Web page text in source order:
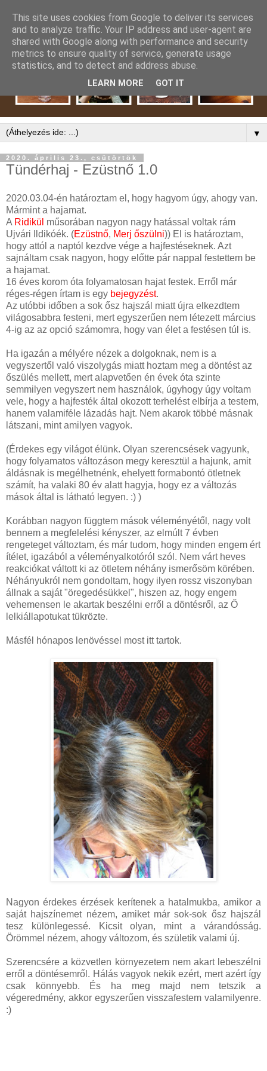
▼
2020. április 23., csütörtök
Tündérhaj - Ezüstnő 1.0
2020.03.04-én határoztam el, hogy hagyom úgy, ahogy van.
Mármint a hajamat.
A Ridikül műsorában nagyon nagy hatással voltak rám
Ujvári Ildikóék. (Ezüstnő, Merj őszülni)) El is határoztam,
hogy attól a naptól kezdve vége a hajfestéseknek. Azt
sajnáltam csak nagyon, hogy előtte pár nappal festettem be
a hajamat.
16 éves korom óta folyamatosan hajat festek. Erről már
réges-régen írtam is egy bejegyzést.
Az utóbbi időben a sok ősz hajszál miatt újra elkezdtem
világosabbra festeni, mert egyszerűen nem létezett március
4-ig az az opció számomra, hogy van élet a festésen túl is.
Ha igazán a mélyére nézek a dolgoknak, nem is a
vegyszertől való viszolygás miatt hoztam meg a döntést az
őszülés mellett, mert alapvetően én évek óta szinte
semmilyen vegyszert nem használok, úgyhogy úgy voltam
vele, hogy a hajfesték által okozott terhelést elbírja a testem,
hanem valamiféle lázadás hajt. Nem akarok többé másnak
látszani, mint amilyen vagyok.
(Érdekes egy világot élünk. Olyan szerencsések vagyunk,
hogy folyamatos változáson megy keresztül a hajunk, amit
áldásnak is megélhetnénk, ehelyett formabontó ötletnek
számít, ha valaki 80 év alatt hagyja, hogy ez a változás
mások által is látható legyen. :) )
Korábban nagyon függtem mások véleményétől, nagy volt
bennem a megfelelési kényszer, az elmúlt 7 évben
rengeteget változtam, és már tudom, hogy minden engem ért
ítélet, igazából a véleményalkotóról szól. Nem várt heves
reakciókat váltott ki az ötletem néhány ismerősöm körében.
Néhányukról nem gondoltam, hogy ilyen rossz viszonyban
állnak a saját "öregedésükkel", hiszen az, hogy engem
vehemensen le akartak beszélni erről a döntésről, az Ő
lelkiállapotukat tükrözte.
Másfél hónapos lenövéssel most itt tartok.
Nagyon érdekes érzések kerítenek a hatalmukba, amikor a
saját hajszínemet nézem, amiket már sok-sok ősz hajszál
tesz különlegessé. Kicsit olyan, mint a várandósság.
Örömmel nézem, ahogy változom, és születik valami új.
Szerencsére a közvetlen környezetem nem akart lebeszélni
erről a döntésemről. Hálás vagyok nekik ezért, mert azért így
csak könnyebb. És ha meg majd nem tetszik a
végeredmény, akkor egyszerűen visszafestem valamilyenre.
:)
This site uses cookies from Google to deliver its services
and to analyze traffic. Your IP address and user-agent are
shared with Google along with performance and security
metrics to ensure quality of service, generate usage
statistics, and to detect and address abuse.
LEARN MORE GOT IT